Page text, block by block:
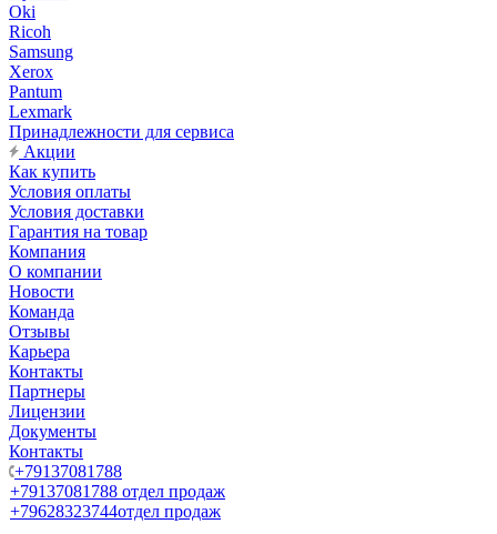
Oki
Ricoh
Samsung
Xerox
Pantum
Lexmark
Принадлежности для сервиса
Акции
Как купить
Условия оплаты
Условия доставки
Гарантия на товар
Компания
О компании
Новости
Команда
Отзывы
Карьера
Контакты
Партнеры
Лицензии
Документы
Контакты
+79137081788
+79137081788 отдел продаж
+79628323744отдел продаж